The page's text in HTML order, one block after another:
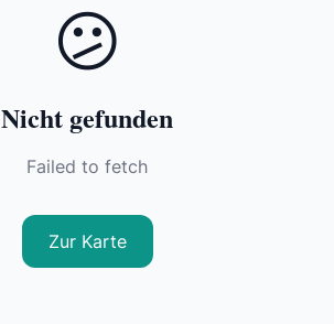
😕
Nicht gefunden
Failed to fetch
Zur Karte